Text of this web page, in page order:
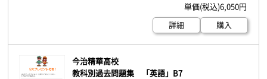
6,050円
詳細
購入
今治精華高校
教科別過去問題集 「英語」B7